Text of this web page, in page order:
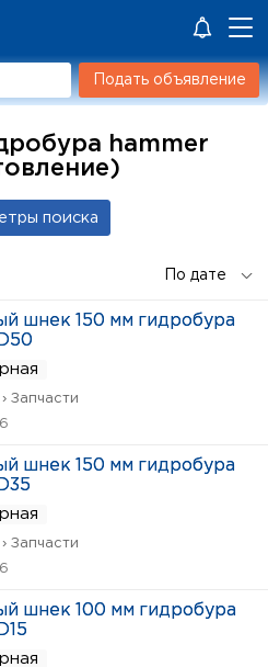
Подать объявление
hammer
шнек 150 мм гидробура
Запчасти
шнек 150 мм гидробура
Запчасти
шнек 100 мм гидробура